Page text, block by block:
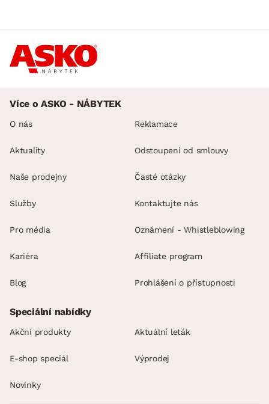
Více o ASKO - NÁBYTEK
O nás
Aktuality
Naše prodejny
Služby
Pro média
Kariéra
Blog
Reklamace
Odstoupení od smlouvy
Časté otázky
Kontaktujte nás
Oznámení - Whistleblowing
Affiliate program
Prohlášení o přístupnosti
Speciální nabídky
Akční produkty Aktuální leták
E-shop speciál Výprodej
Novinky